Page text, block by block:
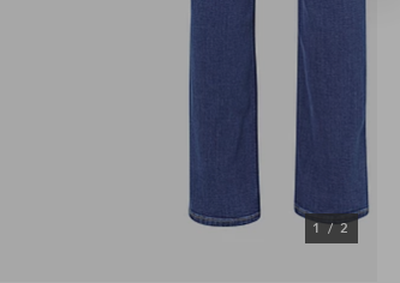
1/2